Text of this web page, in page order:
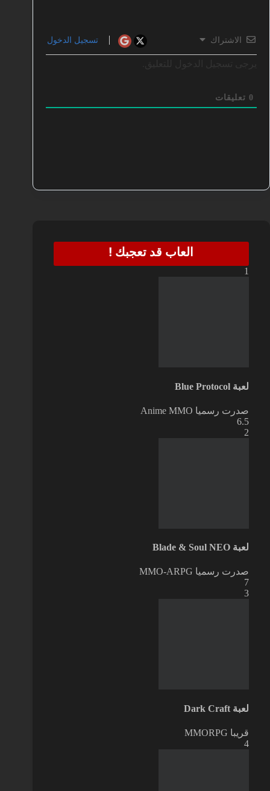
الاشتراك تسجيل الدخول
0 تعليقات
العاب قد تعجبك !
1
لعبة Blue Protocol
صدرت رسميا Anime MMO
6.5
2
لعبة Blade & Soul NEO
صدرت رسميا MMO-ARPG
7
3
لعبة Dark Craft
قريبا MMORPG
4